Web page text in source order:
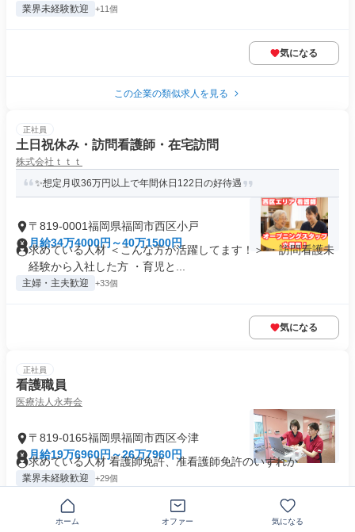
業界未経験歓迎 +11個
気になる
この企業の類似求人を見る
正社員
土日祝休み・訪問看護師・在宅訪問
株式会社ｔｔｔ
✨想定月収36万円以上で年間休日122日の好待遇
〒819-0001福岡県福岡市西区小戸
月給34万4000円～40万1500円
求めている人材 ＜こんな方が活躍してます！＞ ・訪問看護未
経験から入社した方 ・育児と...
主婦・主夫歓迎 +33個
気になる
正社員
看護職員
医療法人永寿会
〒819-0165福岡県福岡市西区今津
月給19万6960円～26万7960円
求めている人材 看護師免許、准看護師免許のいずれか
業界未経験歓迎 +29個
気になる
ホーム オファー 気になる